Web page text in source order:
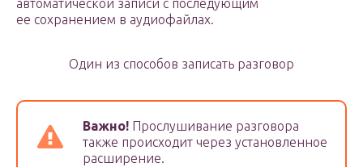
автоматической записи с последующим
ее сохранением в аудиофайлах.
Один из способов записать разговор
Важно! Прослушивание разговора
также происходит через установленное
расширение.